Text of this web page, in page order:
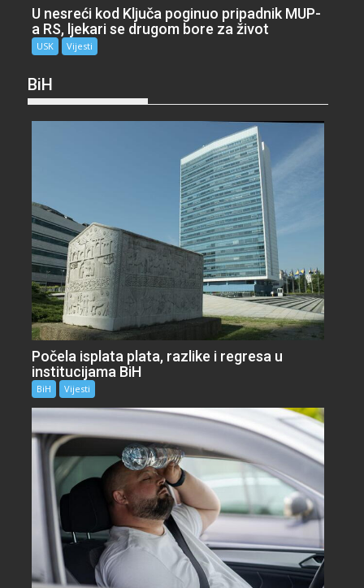
U nesreći kod Ključa poginuo pripadnik MUP-
a RS, ljekari se drugom bore za život
USK Vijesti
BiH
Počela isplata plata, razlike i regresa u
institucijama BiH
BiH Vijesti